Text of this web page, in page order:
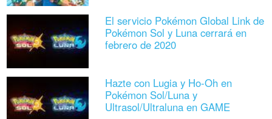
El servicio Pokémon Global Link de
Pokémon Sol y Luna cerrará en
febrero de 2020
Hazte con Lugia y Ho-Oh en
Pokémon Sol/Luna y
Ultrasol/Ultraluna en GAME